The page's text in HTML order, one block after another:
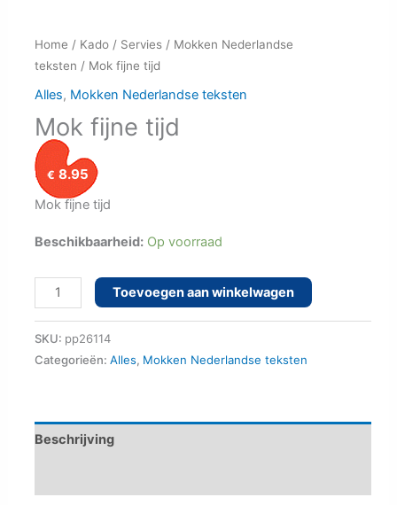
Home / Kado/ Servies/ Mokken Nederlandse
teksten / Mok fijne tijd
Alles, Mokken Nederlandse teksten
Mok fijne tijd
€ 8.95
Mok fijne tijd
Beschikbaarheid: Op voorraad
Mok
fijne
tijd
aantal
Toevoegen aan winkelwagen
SKU: pp26114
Categorieën: Alles, Mokken Nederlandse teksten
Beschrijving